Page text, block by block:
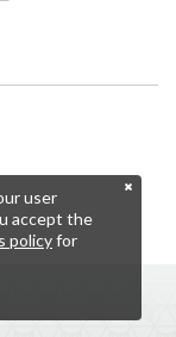
user
accept the
policyfor